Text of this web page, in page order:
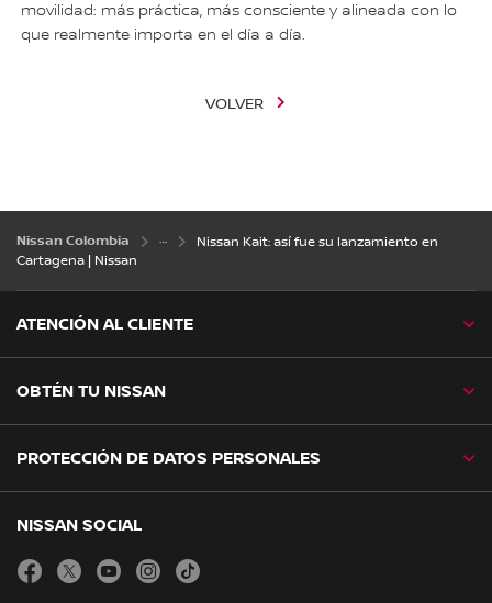
movilidad: más práctica, más consciente y alineada con lo
que realmente importa en el día a día.
VOLVER
Nissan Colombia
Nissan Kait: así fue su lanzamiento en
Cartagena | Nissan
ATENCIÓN AL CLIENTE
OBTÉN TU NISSAN
PROTECCIÓN DE DATOS PERSONALES
NISSAN SOCIAL
facebooktwitter youtube instagram